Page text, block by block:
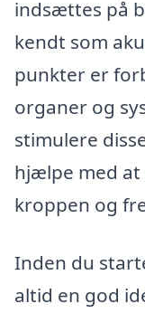
indsættes på
kendt som
punkter er
organer og
stimulere
hjælpe med
kroppen og
Inden du
altid en god